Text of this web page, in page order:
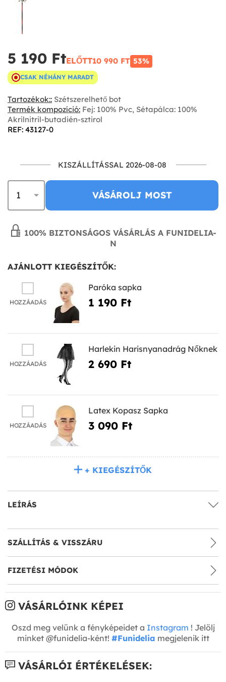
5 190 Ft‎ELŐTT10 990 FT‎ 53%
CSAK NÉHÁNY MARADT
Tartozékok:: Szétszerelhető bot
Termék kompozíció: Fej: 100% Pvc, Sétapálca: 100%
Akrilnitril-butadién-sztirol
REF: 43127-0
KISZÁLLÍTÁSSAL 2026-08-08
VÁSÁROLJ MOST
100% BIZTONSÁGOS VÁSÁRLÁS A FUNIDELIA-
N
AJÁNLOTT KIEGÉSZÍTŐK:
HOZZÁADÁS
Paróka sapka
1 190 Ft‎
HOZZÁADÁS
Harlekin Harisnyanadrág Nőknek
2 690 Ft‎
HOZZÁADÁS
Latex Kopasz Sapka
3 090 Ft‎
+ KIEGÉSZÍTŐK
LEÍRÁS
SZÁLLÍTÁS & VISSZÁRU
FIZETÉSI MÓDOK
VÁSÁRLÓINK KÉPEI
Oszd meg velünk a fényképeidet a Instagram ! Jelölj
minket @funidelia-ként! #Funidelia megjelenik itt
VÁSÁRLÓI ÉRTÉKELÉSEK: